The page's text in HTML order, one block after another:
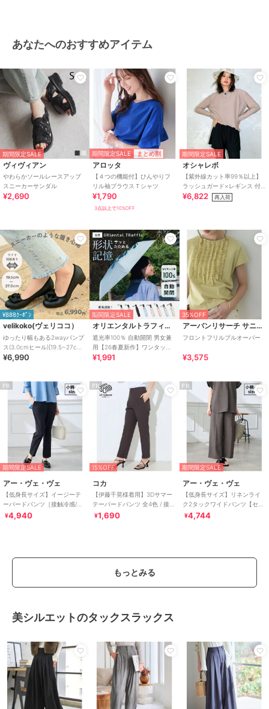
あなたへのおすすめアイテム
期間限定SALE
ヴィヴィアン
やわらかソールレースアップ
スニーカーサンダル
¥2,690
期間限定SALE まとめ割
アロッタ
【４つの機能付】ひんやりフ
リル袖ブラウスＴシャツ
¥1,790
3点以上で10%OFF
期間限定SALE
オシャレボ
【紫外線カット率99％以上】
ラッシュガード×レギンス 付
き タンキニ
¥6,822 再入荷
¥888ｸｰﾎﾟﾝ
velikoko(ヴェリココ）
ゆったり幅もある2wayパンプ
ス(3.0cmヒール)[19.5~27cm]
ラクチンきれいシューズ
¥6,990
期間限定SALE
オリエンタルトラフィック
遮光率100％ 自動開閉 男女兼
用【26春夏新作】ワンタッチ
晴雨兼用 折りたたみ傘 /G-
¥1,991
35%OFF
アーバンリサーチ サニーレーベル
フロントフリルプルオーバー
¥3,575
PR
期間限定SALE
アー・ヴェ・ヴェ
【低身長サイズ】イージーテ
ーパードパンツ［接触冷感/速
乾/UVカット/イージーケア］
¥4,940
PR
15%OFF
コカ
【伊藤千晃様着用】3Dサマー
テーパードパンツ 全4色 / 接触
冷感・シワになりにくい
¥1,690
PR
期間限定SALE
アー・ヴェ・ヴェ
【低身長サイズ】リネンライ
ク2タックワイドパンツ【セッ
トアップ対応/接触冷感/UVカ
¥4,744
もっとみる
美シルエットのタックスラックス